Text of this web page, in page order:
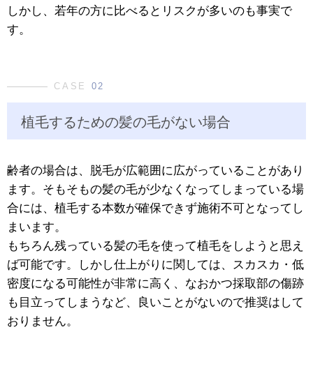
しかし、若年の方に比べるとリスクが多いのも事実で
す。
CASE 02
植毛するための髪の毛がない場合
齢者の場合は、脱毛が広範囲に広がっていることがあり
ます。そもそもの髪の毛が少なくなってしまっている場
合には、植毛する本数が確保できず施術不可となってし
まいます。
もちろん残っている髪の毛を使って植毛をしようと思え
ば可能です。しかし仕上がりに関しては、スカスカ・低
密度になる可能性が非常に高く、なおかつ採取部の傷跡
も目立ってしまうなど、良いことがないので推奨はして
おりません。